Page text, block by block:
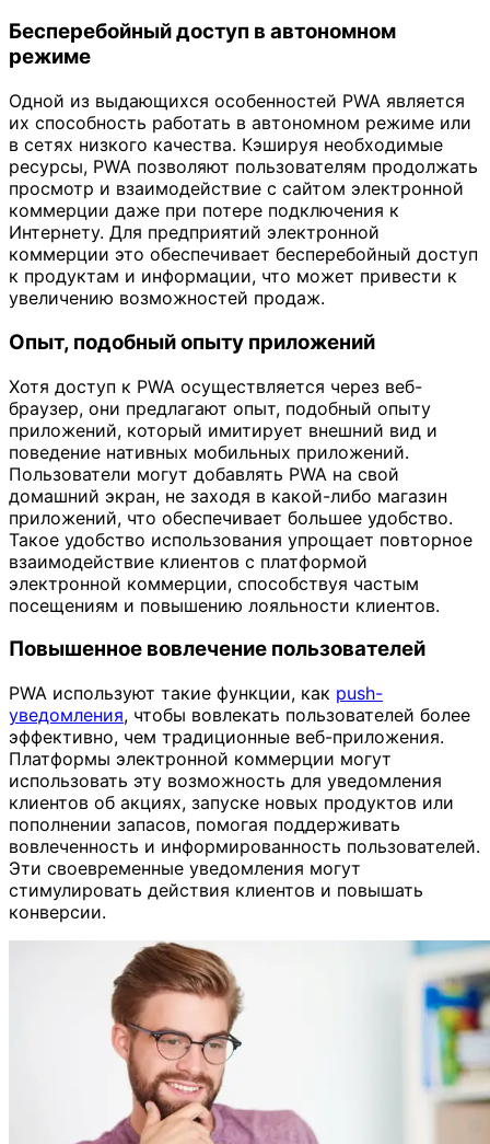
Бесперебойный доступ в автономном
режиме
Одной из выдающихся особенностей PWA является
их способность работать в автономном режиме или
в сетях низкого качества. Кэшируя необходимые
ресурсы, PWA позволяют пользователям продолжать
просмотр и взаимодействие с сайтом электронной
коммерции даже при потере подключения к
Интернету. Для предприятий электронной
коммерции это обеспечивает бесперебойный доступ
к продуктам и информации, что может привести к
увеличению возможностей продаж.
Опыт, подобный опыту приложений
Хотя доступ к PWA осуществляется через веб-
браузер, они предлагают опыт, подобный опыту
приложений, который имитирует внешний вид и
поведение нативных мобильных приложений.
Пользователи могут добавлять PWA на свой
домашний экран, не заходя в какой-либо магазин
приложений, что обеспечивает большее удобство.
Такое удобство использования упрощает повторное
взаимодействие клиентов с платформой
электронной коммерции, способствуя частым
посещениям и повышению лояльности клиентов.
Повышенное вовлечение пользователей
PWA используют такие функции, как push-
уведомления, чтобы вовлекать пользователей более
эффективно, чем традиционные веб-приложения.
Платформы электронной коммерции могут
использовать эту возможность для уведомления
клиентов об акциях, запуске новых продуктов или
пополнении запасов, помогая поддерживать
вовлеченность и информированность пользователей.
Эти своевременные уведомления могут
стимулировать действия клиентов и повышать
конверсии.